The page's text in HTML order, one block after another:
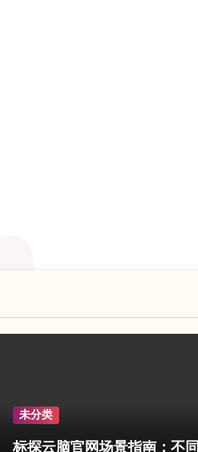
未分类
标探云脑官网场景指南：不同